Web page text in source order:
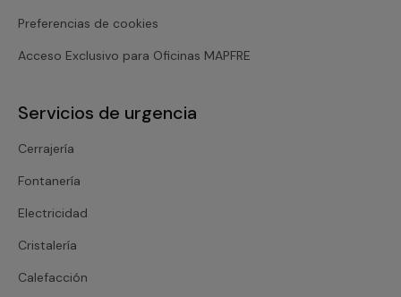
Preferencias de cookies
Acceso Exclusivo para Oficinas MAPFRE
Servicios de urgencia
Cerrajería
Fontanería
Electricidad
Cristalería
Calefacción